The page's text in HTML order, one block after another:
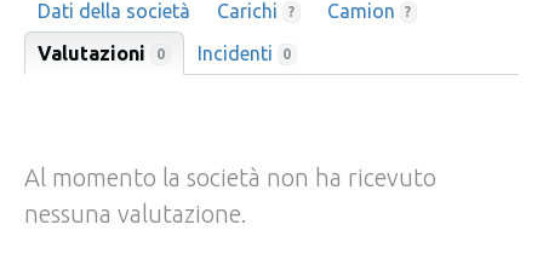
Dati della società Carichi ? Camion ?
Valutazioni 0 Incidenti 0
Al momento la società non ha ricevuto
nessuna valutazione.